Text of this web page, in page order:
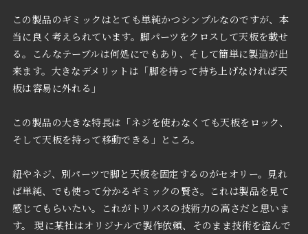
この製品のギミックはとても単純かつシンプルなのですが、本
当に良く考えられています。脚パーツをクロスして天板を載せ
る。こんなテーブルは何処にでもあり、そして簡単に製造が出
来ます。大きなデメリットは「脚を持って持ち上げなければ天
板は容易に外れる」
この製品の大きな特長は「ネジを使わなくても天板をロック、
そして天板を持って移動できる」ところ。
紐やネジ、別パーツで脚と天板を固定するのがセオリー。見れ
ば単純、でも使って分かるギミックの賢さ。これは製品を見て
感じてもらいたい。これがトリパスの技術力の高さだと思いま
す。 現に某社はオリジナルで製作依頼、そのまま技術を盗んで